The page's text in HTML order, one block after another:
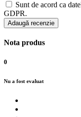
Sunt de acord ca
GDPR.
Adaugă recenzie
Nota produs
0
Nu a fost evaluat